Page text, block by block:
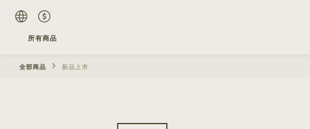
所有商品
全部商品 新品上市